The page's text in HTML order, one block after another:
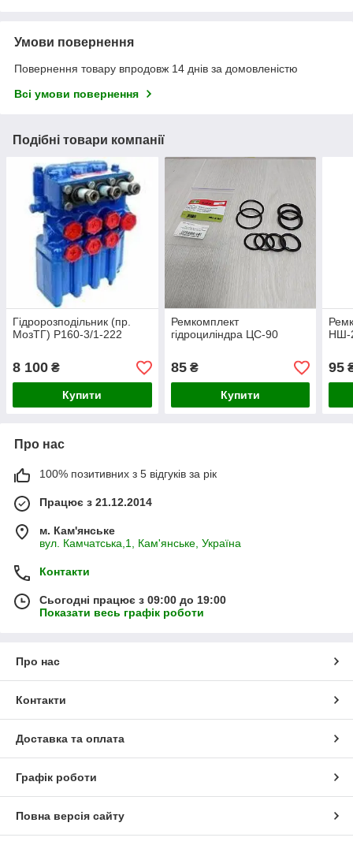
Умови повернення
Повернення товару впродовж 14 днів за домовленістю
Всі умови повернення
Подібні товари компанії
Гідророзподільник (пр.
МозТГ) Р160-3/1-222
8 100 ₴
Купити
Ремкомплект
гідроциліндра ЦС-90
85₴
Купити
НШ-
95
Про нас
100% позитивних з 5 відгуків за рік
Працює з 21.12.2014
м. Кам'янське
вул. Камчатська,1, Кам'янське, Україна
Контакти
Сьогодні працює з 09:00 до 19:00
Показати весь графік роботи
Про нас
Контакти
Доставка та оплата
Графік роботи
Повна версія сайту